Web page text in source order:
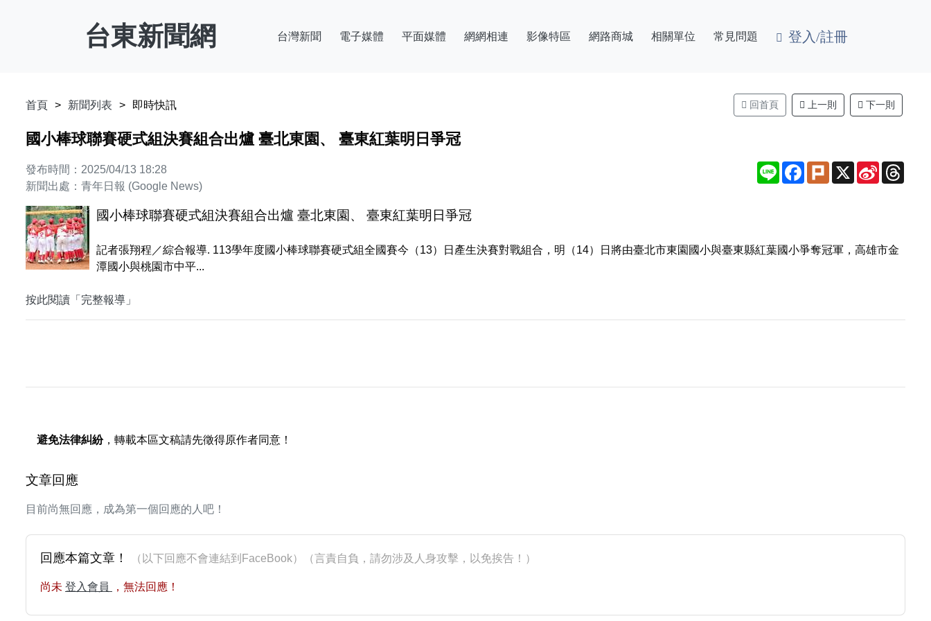
台東新聞網 台灣新聞 電子媒體 平面媒體 網網相連 影像特區 網路商城 相關單位 常見問題 登入/註冊
首頁 新聞列表 即時快訊 回首頁 上一則 下一則
國小棒球聯賽硬式組決賽組合出爐 臺北東園、 臺東紅葉明日爭冠
發布時間：2025/04/13 18:28
新聞出處：青年日報 (Google News)
Line Facebook
Plurk X
Sina
Weibo
國小棒球聯賽硬式組決賽組合出爐 臺北東園、 臺東紅葉明日爭冠
記者張翔程／綜合報導. 113學年度國小棒球聯賽硬式組全國賽今（13）日產生決賽對戰組合，明（14）日將由臺北市東園國小與臺東縣紅葉國小爭奪冠軍，高雄市金
潭國小與桃園市中平...
按此閱讀「完整報導」
避免法律糾紛，轉載本區文稿請先徵得原作者同意！
文章回應
目前尚無回應，成為第一個回應的人吧！
回應本篇文章！ （以下回應不會連結到FaceBook）（言責自負，請勿涉及人身攻擊，以免挨告！）
尚未 登入會員 ，無法回應！